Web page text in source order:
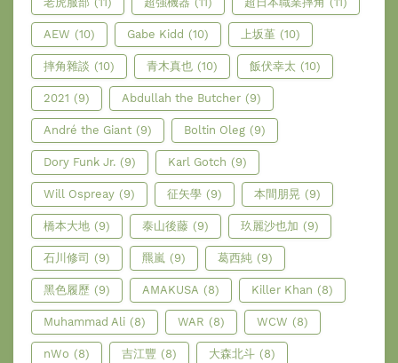
AEW (10) Gabe Kidd (10) 上坂堇 (10)
摔角雜談 (10) 青木真也 (10) 飯伏幸太 (10)
2021 (9) Abdullah the Butcher (9)
André the Giant (9) Boltin Oleg (9)
Dory Funk Jr. (9) Karl Gotch (9)
Will Ospreay (9) 征矢學 (9) 本間朋晃 (9)
橋本大地 (9) 泰山後藤 (9) 玖麗沙也加 (9)
石川修司 (9) 羆嵐 (9) 葛西純 (9)
黑色履歷 (9) AMAKUSA (8) Killer Khan (8)
Muhammad Ali (8) WAR (8) WCW (8)
nWo (8) 吉江豐 (8) 大森北斗 (8)